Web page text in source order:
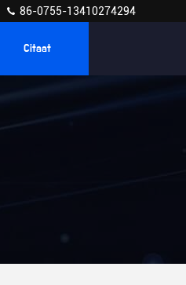
86-0755-13410274294
Citaat